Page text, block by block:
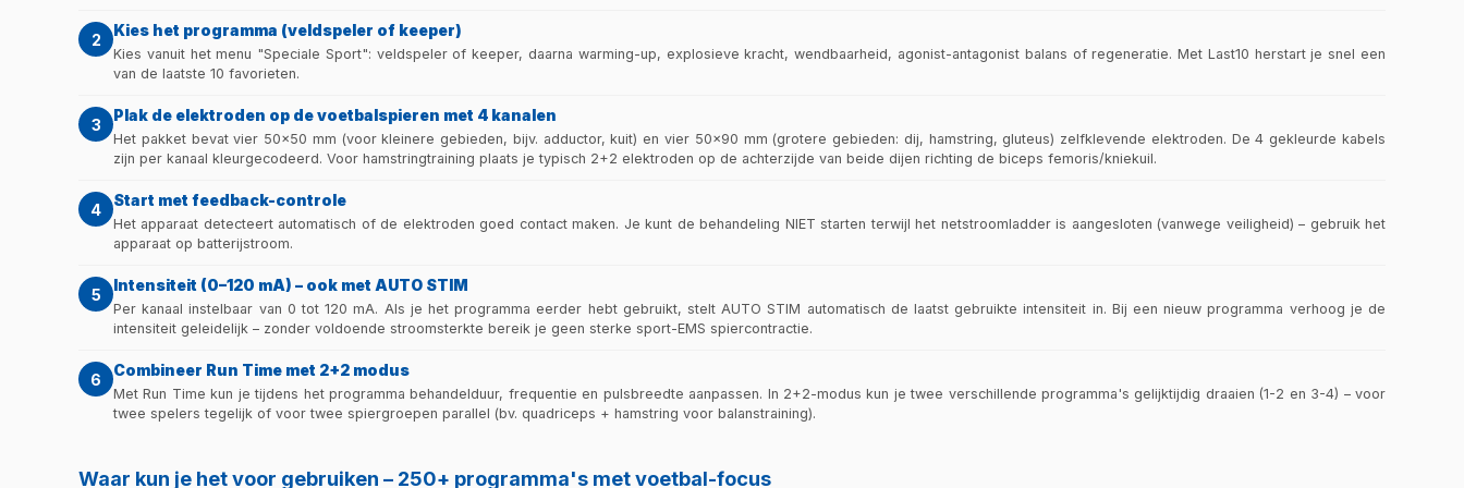
2 Kies het programma (veldspeler of keeper)
Kies vanuit het menu "Speciale Sport": veldspeler of keeper, daarna warming-up, explosieve kracht, wendbaarheid, agonist-antagonist balans of regeneratie. Met Last10 herstart je snel een
van de laatste 10 favorieten.
3 Plak de elektroden op de voetbalspieren met 4 kanalen
Het pakket bevat vier 50×50 mm (voor kleinere gebieden, bijv. adductor, kuit) en vier 50×90 mm (grotere gebieden: dij, hamstring, gluteus) zelfklevende elektroden. De 4 gekleurde kabels
zijn per kanaal kleurgecodeerd. Voor hamstringtraining plaats je typisch 2+2 elektroden op de achterzijde van beide dijen richting de biceps femoris/kniekuil.
4 Start met feedback-controle
Het apparaat detecteert automatisch of de elektroden goed contact maken. Je kunt de behandeling NIET starten terwijl het netstroomladder is aangesloten (vanwege veiligheid) – gebruik het
apparaat op batterijstroom.
5 Intensiteit (0–120 mA) – ook met AUTO STIM
Per kanaal instelbaar van 0 tot 120 mA. Als je het programma eerder hebt gebruikt, stelt AUTO STIM automatisch de laatst gebruikte intensiteit in. Bij een nieuw programma verhoog je de
intensiteit geleidelijk – zonder voldoende stroomsterkte bereik je geen sterke sport-EMS spiercontractie.
6 Combineer Run Time met 2+2 modus
Met Run Time kun je tijdens het programma behandelduur, frequentie en pulsbreedte aanpassen. In 2+2-modus kun je twee verschillende programma's gelijktijdig draaien (1-2 en 3-4) – voor
twee spelers tegelijk of voor twee spiergroepen parallel (bv. quadriceps + hamstring voor balanstraining).
Waar kun je het voor gebruiken – 250+ programma's met voetbal-focus